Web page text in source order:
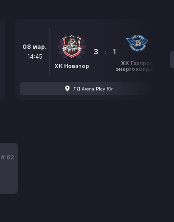
08 мар.
14:45
ХК Новатор
3 : 1
ХК Газпром
энергохолдинг
ЛД Arena Play Юг
# 62